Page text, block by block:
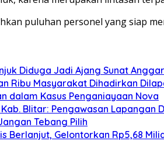
puluhan personel yang siap
Diduga Jadi Ajang Sunat
Ribu Masyarakat Dihadirkan
dalam Kasus Penganiayaan Nova
Blitar: Pengawasan Lapangan
Tebang Pilih
Gelontorkan Rp5,68